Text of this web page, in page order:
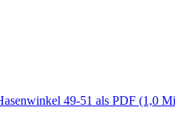
49-51 als PDF (1,0